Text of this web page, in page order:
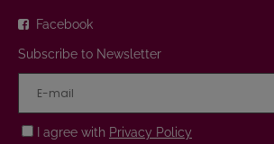
Facebook
Subscribe to Newsletter
I agree with Privacy Policy